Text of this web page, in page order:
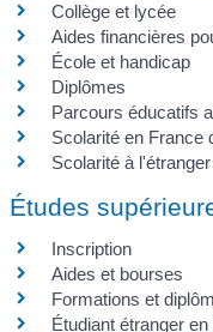
Collège et lycée
Aides financières
École et handicap
Diplômes
Parcours éducatifs
Scolarité en France
Scolarité à
Études
Inscription
Aides et bourses
Formations et
Étudiant étranger